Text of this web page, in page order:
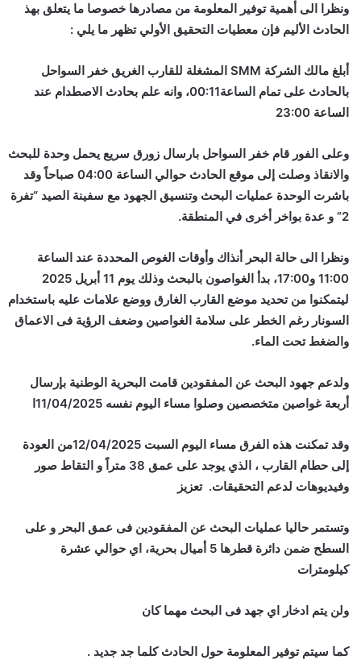
ونظرا الى أهمية توفير المعلومة من مصادرها خصوصا ما يتعلق بهذ
الحادث الأليم فإن معطيات التحقيق الأولي تظهر ما يلي :
أبلغ مالك الشركة SMM المشغلة للقارب الغريق خفر السواحل
بالحادث على تمام الساعة00:11، وانه علم بحادث الاصطدام عند
الساعة 23:00
وعلى الفور قام خفر السواحل بارسال زورق سريع يحمل وحدة للبحث
والانقاذ وصلت إلى موقع الحادث حوالي الساعة 04:00 صباحاً وقد
باشرت الوحدة عمليات البحث وتنسيق الجهود مع سفينة الصيد “تفرة
2” و عدة بواخر أخرى في المنطقة.
ونظرا الى حالة البحر أنذاك وأوقات الغوص المحددة عند الساعة
11:00 و17:00، بدأ الغواصون بالبحث وذلك يوم 11 أبريل 2025
ليتمكنوا من تحديد موضع القارب الغارق ووضع علامات عليه باستخدام
السونار رغم الخطر على سلامة الغواصين وضعف الرؤية فى الاعماق
والضغط تحت الماء.
ولدعم جهود البحث عن المفقودين قامت البحرية الوطنية بإرسال
أربعة غواصين متخصصين وصلوا مساء اليوم نفسه 11/04/2025ا
وقد تمكنت هذه الفرق مساء اليوم السبت 12/04/2025من العودة
إلى حطام القارب ، الذي يوجد على عمق 38 متراً و التقاط صور
وفيديوهات لدعم التحقيقات. تعزيز
وتستمر حاليا عمليات البحث عن المفقودين فى عمق البحر و على
السطح ضمن دائرة قطرها 5 أميال بحرية، اي حوالي عشرة
كيلومترات
ولن يتم ادخار اي جهد فى البحث مهما كان
كما سيتم توفير المعلومة حول الحادث كلما جد جديد .